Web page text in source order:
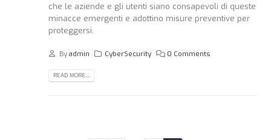
che le aziende e gli utenti siano consapevoli di queste
minacce emergenti e adottino misure preventive per
proteggersi.
Byadmin CyberSecurity 0 Comments
READ MORE...